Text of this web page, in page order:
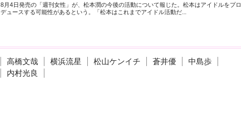
8月4日発売の「週刊女性」が、松本潤の今後の活動について報じた。松本はアイドルをプロ
デュースする可能性があるという。「松本はこれまでアイドル活動だ...
高橋文哉 横浜流星 松山ケンイチ 蒼井優
中島歩
内村光良